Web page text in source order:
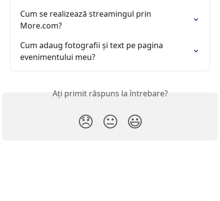
Cum se realizează streamingul prin
More.com?
Cum adaug fotografii și text pe pagina
evenimentului meu?
Ați primit răspuns la întrebare?
😞 😐 😃